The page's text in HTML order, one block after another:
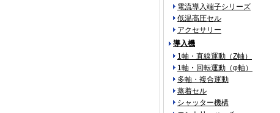
電流導入端子シリーズ
低温高圧セル
アクセサリー
導入機
1軸・直線運動（Z軸）
1軸・回転運動（φ軸）
多軸・複合運動
蒸着セル
シャッター機構